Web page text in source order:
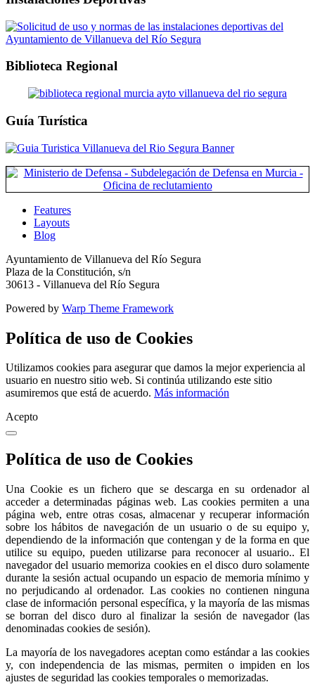
Biblioteca Regional
Guía Turística
Features
Layouts
Blog
Ayuntamiento de Villanueva del Río Segura
Plaza de la Constitución, s/n
30613 - Villanueva del Río Segura
Powered by Warp Theme Framework
Política de uso de Cookies
Utilizamos cookies para asegurar que damos la mejor experiencia al
usuario en nuestro sitio web. Si continúa utilizando este sitio
asumiremos que está de acuerdo. Más información
Acepto
Política de uso de Cookies
Una Cookie es un fichero que se descarga en su ordenador al
acceder a determinadas páginas web. Las cookies permiten a una
página web, entre otras cosas, almacenar y recuperar información
sobre los hábitos de navegación de un usuario o de su equipo y,
dependiendo de la información que contengan y de la forma en que
utilice su equipo, pueden utilizarse para reconocer al usuario.. El
navegador del usuario memoriza cookies en el disco duro solamente
durante la sesión actual ocupando un espacio de memoria mínimo y
no perjudicando al ordenador. Las cookies no contienen ninguna
clase de información personal específica, y la mayoría de las mismas
se borran del disco duro al finalizar la sesión de navegador (las
denominadas cookies de sesión).
La mayoría de los navegadores aceptan como estándar a las cookies
y, con independencia de las mismas, permiten o impiden en los
ajustes de seguridad las cookies temporales o memorizadas.